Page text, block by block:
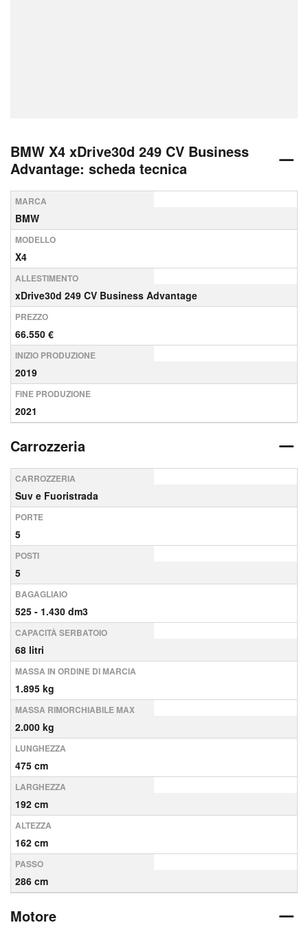
BMW X4 xDrive30d 249 CV Business
Advantage: scheda tecnica
MARCA
BMW
MODELLO
X4
ALLESTIMENTO
xDrive30d 249 CV Business Advantage
PREZZO
66.550 €
INIZIO PRODUZIONE
2019
FINE PRODUZIONE
2021
Carrozzeria
CARROZZERIA
Suv e Fuoristrada
PORTE
5
POSTI
5
BAGAGLIAIO
525 - 1.430 dm3
CAPACITÀ SERBATOIO
68 litri
MASSA IN ORDINE DI MARCIA
1.895 kg
MASSA RIMORCHIABILE MAX
2.000 kg
LUNGHEZZA
475 cm
LARGHEZZA
192 cm
ALTEZZA
162 cm
PASSO
286 cm
Motore